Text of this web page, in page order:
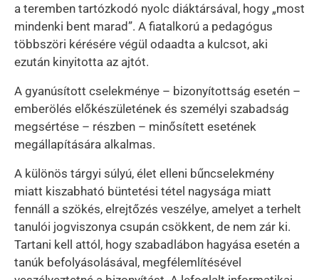
a teremben tartózkodó nyolc diáktársával, hogy „most
mindenki bent marad”. A fiatalkorú a pedagógus
többszöri kérésére végül odaadta a kulcsot, aki
ezután kinyitotta az ajtót.
A gyanúsított cselekménye – bizonyítottság esetén –
emberölés előkészületének és személyi szabadság
megsértése – részben – minősített esetének
megállapítására alkalmas.
A különös tárgyi súlyú, élet elleni bűncselekmény
miatt kiszabható büntetési tétel nagysága miatt
fennáll a szökés, elrejtőzés veszélye, amelyet a terhelt
tanulói jogviszonya csupán csökkent, de nem zár ki.
Tartani kell attól, hogy szabadlábon hagyása esetén a
tanúk befolyásolásával, megfélemlítésével